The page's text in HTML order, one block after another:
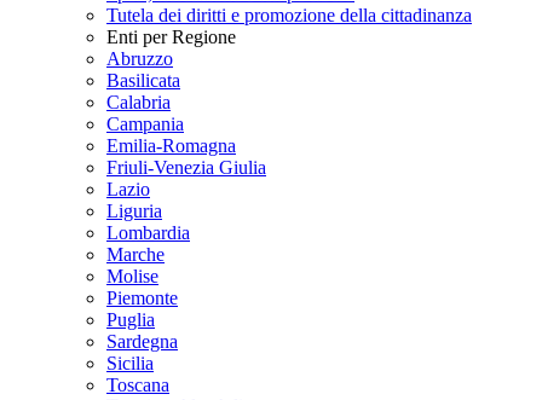
Tutela dei diritti e promozione della cittadinanza
Enti per Regione
Abruzzo
Basilicata
Calabria
Campania
Emilia-Romagna
Friuli-Venezia Giulia
Lazio
Liguria
Lombardia
Marche
Molise
Piemonte
Puglia
Sardegna
Sicilia
Toscana